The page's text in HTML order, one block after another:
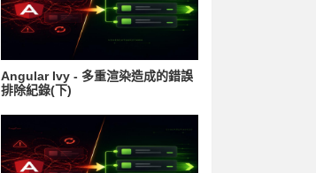
Angular Ivy - 多重渲染造成的錯誤
排除紀錄(下)